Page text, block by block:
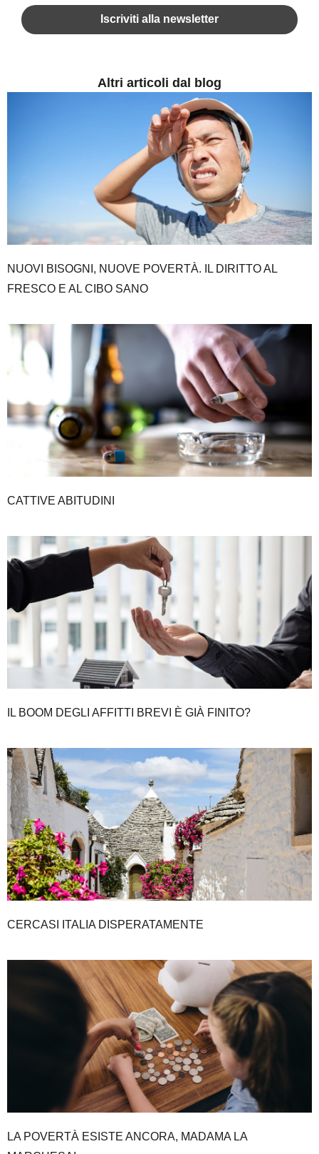
Altri articoli dal blog
NUOVI BISOGNI, NUOVE POVERTÀ. IL DIRITTO AL
FRESCO E AL CIBO SANO
CATTIVE ABITUDINI
IL BOOM DEGLI AFFITTI BREVI È GIÀ FINITO?
CERCASI ITALIA DISPERATAMENTE
LA POVERTÀ ESISTE ANCORA, MADAMA LA